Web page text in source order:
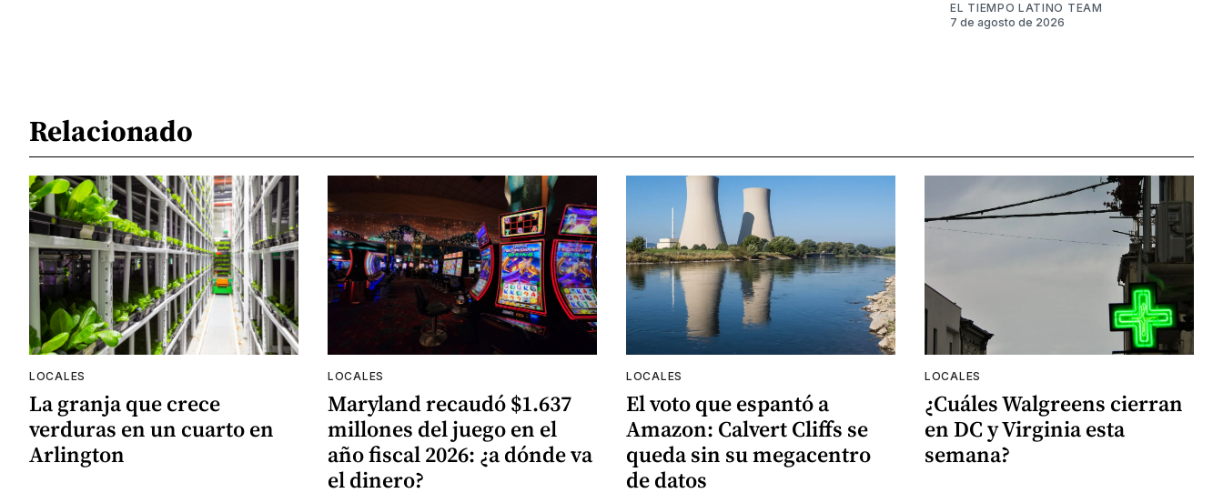
EL TIEMPO LATINO TEAM
7 de agosto de 2026
Relacionado
LOCALES
La granja que crece
verduras en un cuarto en
Arlington
LOCALES
Maryland recaudó $1.637
millones del juego en el
año fiscal 2026: ¿a dónde va
el dinero?
LOCALES
El voto que espantó a
Amazon: Calvert Cliffs se
queda sin su megacentro
de datos
LOCALES
¿Cuáles Walgreens cierran
en DC y Virginia esta
semana?